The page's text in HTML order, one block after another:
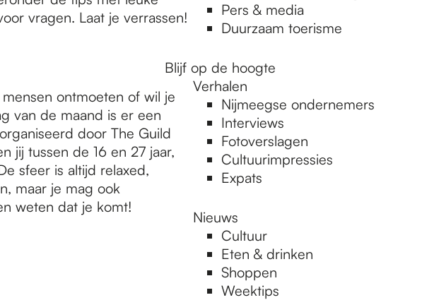
Pers & media
Duurzaam toerisme
Blijf op de hoogte
Verhalen
Nijmeegse ondernemers
Interviews
Fotoverslagen
Cultuurimpressies
Expats
Nieuws
Cultuur
Eten & drinken
Shoppen
Weektips
vragen. Laat je verrassen!
ontmoeten of wil je
van de maand is er een
door The Guild
jij tussen de 16 en 27 jaar,
sfeer is altijd relaxed,
maar je mag ook
weten dat je komt!